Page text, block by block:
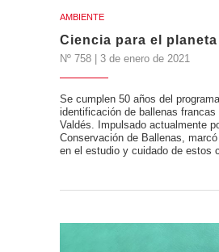
AMBIENTE
Ciencia para el planeta
Nº 758 | 3 de enero de 2021
Se cumplen 50 años del
identificación de ballenas
Valdés. Impulsado actualmente
Conservación de Ballenas,
en el estudio y cuidado de estos